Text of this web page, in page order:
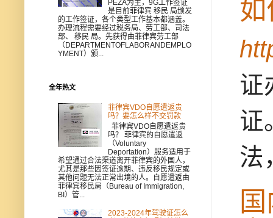
证
证
法
PEZA为主，9G工作签证
是目前菲律宾 移民 局颁发
的工作签证，各个类型工作基本都涵盖。
办理流程需要经过税务局、劳工部、司法
部、 移民 局。先获得由菲律宾劳工部
（DEPARTMENTOFLABORANDEMPLO
YMENT）颁...
全年热文
菲律宾VDO自愿遣返贵
吗？要怎么样不交罚款
菲律宾VDO自愿遣返贵
吗？ 菲律宾的自愿遣返
（Voluntary
Deportation）服务适用于
希望通过合法渠道离开菲律宾的外国人，
尤其是那些因签证逾期、违反移民规定或
其他问题无法正常出境的人。自愿遣返由
菲律宾移民局（Bureau of Immigration,
BI）管...
2023-2024年驾驶证怎么